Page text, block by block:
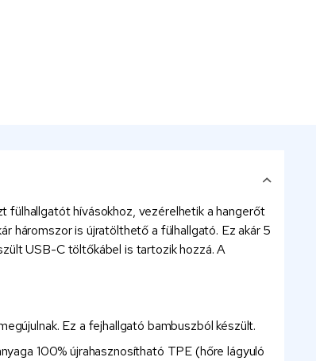
fülhallgatót hívásokhoz, vezérelhetik a hangerőt
háromszor is újratölthető a fülhallgató. Ez akár 5
USB-C töltőkábel is tartozik hozzá. A
Ez a fejhallgató bambuszból készült.
100% újrahasznosítható TPE (hőre lágyuló